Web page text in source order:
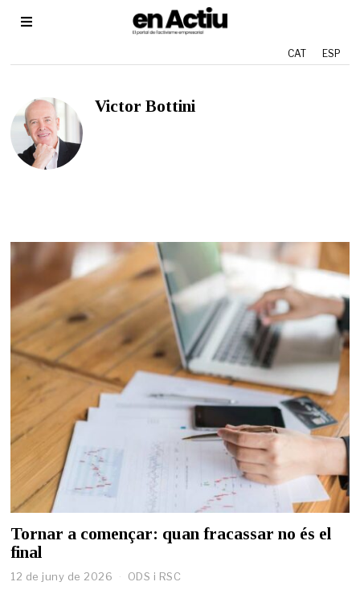
CAT ESP
Victor Bottini
Tornar a començar: quan fracassar no és el
final
12 de juny de 2026 ODS i RSC